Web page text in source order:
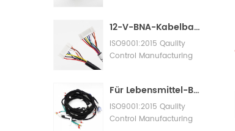
12-V-BNA-Kabelbaum-Adapterkabelbaum
ISO9001:2015 Qaulity
Control Manufacturing
Für Lebensmittel-Bäckereimaschinen mit großen Kabelbäumen
ISO9001:2015 Qaulity
Control Manufacturing